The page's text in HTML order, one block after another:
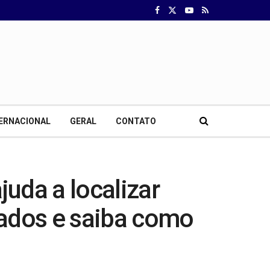
GERAL CONTATO
a localizar
e saiba como